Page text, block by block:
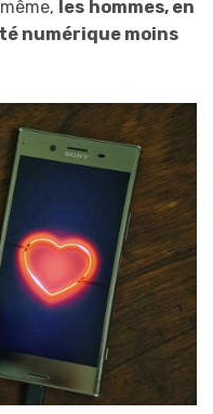
les hommes, en
numérique moins